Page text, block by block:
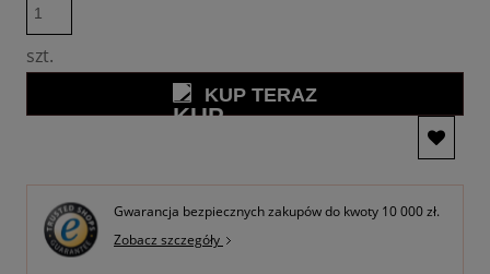
szt.
KUP TERAZ
Gwarancja bezpiecznych zakupów do kwoty 10 000 zł.
Zobacz szczegóły